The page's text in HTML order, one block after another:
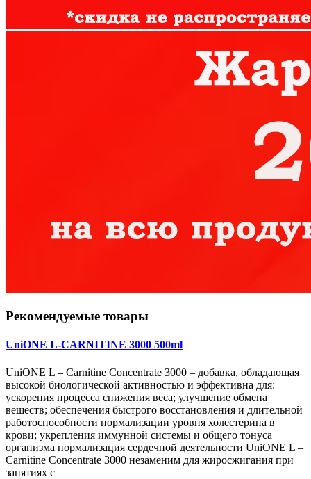
Рекомендуемые товары
UniONE L-CARNITINE 3000 500ml
UniONE L – Carnitine Concentrate 3000 – добавка, обладающая
высокой биологической активностью и эффективна для:
ускорения процесса снижения веса; улучшение обмена
веществ; обеспечения быстрого восстановления и длительной
работоспособности нормализации уровня холестерина в
крови; укрепления иммунной системы и общего тонуса
организма нормализация сердечной деятельности UniONE L –
Carnitine Concentrate 3000 незаменим для жиросжигания при
занятиях с